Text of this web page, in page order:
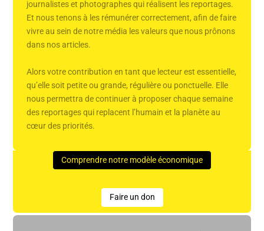
journalistes et photographes qui réalisent les reportages.
Et nous tenons à les rémunérer correctement, afin de faire
vivre au sein de notre média les valeurs que nous prônons
dans nos articles.
Alors votre contribution en tant que lecteur est essentielle,
qu’elle soit petite ou grande, régulière ou ponctuelle. Elle
nous permettra de continuer à proposer chaque semaine
des reportages qui replacent l’humain et la planète au
cœur des priorités.
Comprendre notre modèle économique
Faire un don